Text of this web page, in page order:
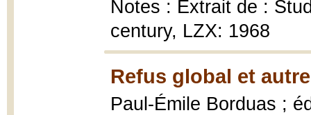
Notes : Extrait de :
century, LZX: 1968
Refus global et
Paul-Émile Borduas ;